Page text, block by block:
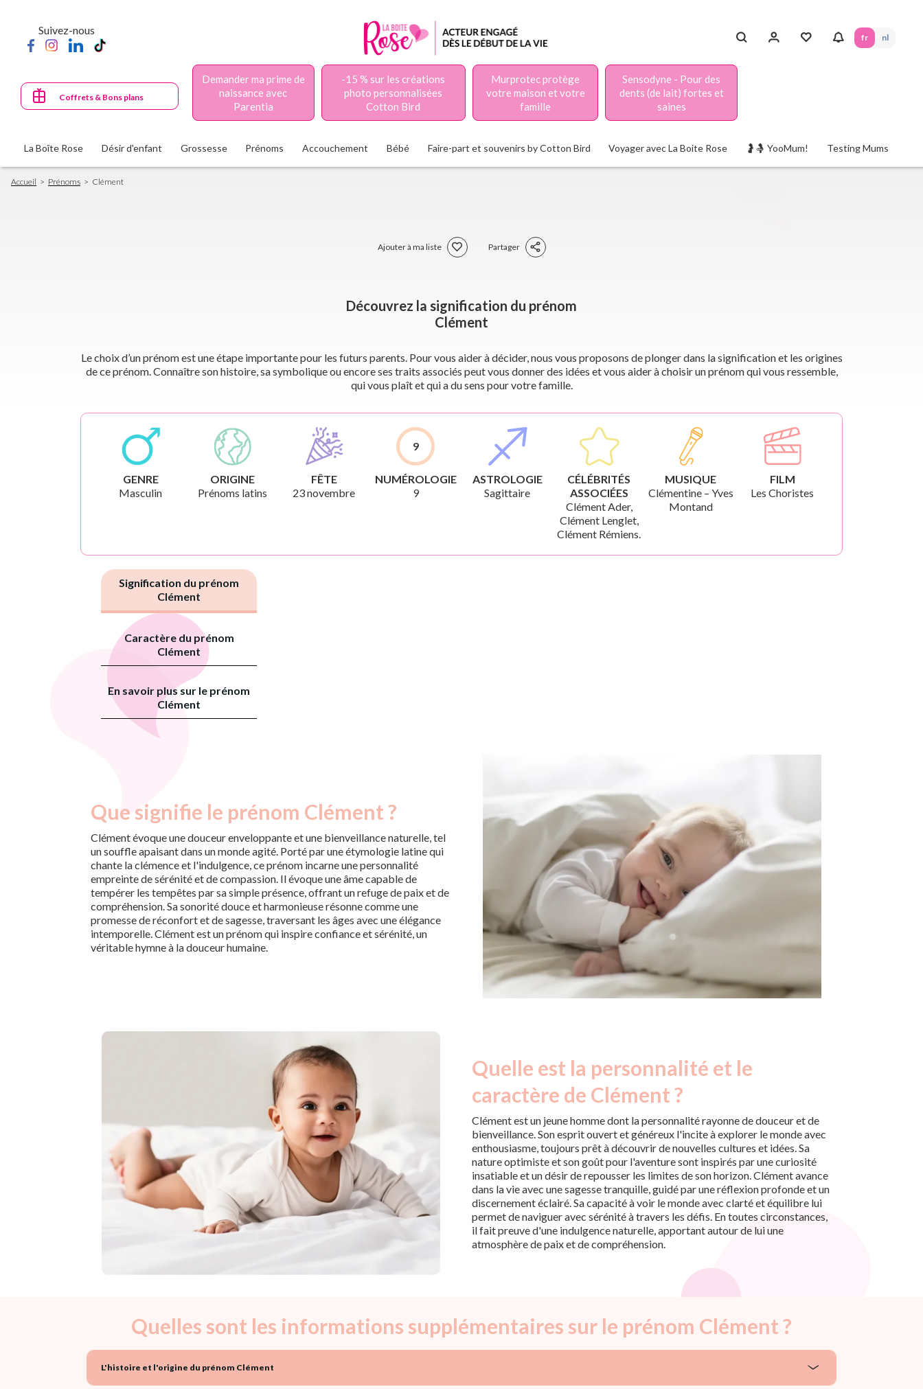
principal
Suivez-nous
fr nl
Coffrets & Bons plans
Demander ma prime de
naissance avec
Parentia
-15 % sur les créations
photo personnalisées
Cotton Bird
Murprotec protège
votre maison et votre
famille
Sensodyne - Pour des
dents (de lait) fortes et
saines
La Boîte Rose Désir d'enfant Grossesse Prénoms Accouchement Bébé Faire-part et souvenirs by Cotton Bird Voyager avec La Boite Rose 🤰🤱 YooMum! Testing Mums
Fil
d'Ariane
Accueil Prénoms Clément
Ajouter à ma liste Partager
Découvrez la signification du prénom
Clément
Le choix d’un prénom est une étape importante pour les futurs parents. Pour vous aider à décider, nous vous proposons de plonger dans la signification et les origines
de ce prénom. Connaître son histoire, sa symbolique ou encore ses traits associés peut vous donner des idées et vous aider à choisir un prénom qui vous ressemble,
qui vous plaît et qui a du sens pour votre famille.
GENRE
Masculin
ORIGINE
Prénoms latins
FÊTE
23 novembre
9
NUMÉROLOGIE
9
ASTROLOGIE
Sagittaire
CÉLÉBRITÉS
ASSOCIÉES
Clément Ader,
Clément Lenglet,
Clément Rémiens.
MUSIQUE
Clémentine – Yves
Montand
FILM
Les Choristes
Signification du prénom
Clément
Caractère du prénom
Clément
En savoir plus sur le prénom
Clément
Que signifie le prénom Clément ?
Clément évoque une douceur enveloppante et une bienveillance naturelle, tel
un souffle apaisant dans un monde agité. Porté par une étymologie latine qui
chante la clémence et l'indulgence, ce prénom incarne une personnalité
empreinte de sérénité et de compassion. Il évoque une âme capable de
tempérer les tempêtes par sa simple présence, offrant un refuge de paix et de
compréhension. Sa sonorité douce et harmonieuse résonne comme une
promesse de réconfort et de sagesse, traversant les âges avec une élégance
intemporelle. Clément est un prénom qui inspire confiance et sérénité, un
véritable hymne à la douceur humaine.
Quelle est la personnalité et le
caractère de Clément ?
Clément est un jeune homme dont la personnalité rayonne de douceur et de
bienveillance. Son esprit ouvert et généreux l'incite à explorer le monde avec
enthousiasme, toujours prêt à découvrir de nouvelles cultures et idées. Sa
nature optimiste et son goût pour l'aventure sont inspirés par une curiosité
insatiable et un désir de repousser les limites de son horizon. Clément avance
dans la vie avec une sagesse tranquille, guidé par une réflexion profonde et un
discernement éclairé. Sa capacité à voir le monde avec clarté et équilibre lui
permet de naviguer avec sérénité à travers les défis. En toutes circonstances,
il fait preuve d'une indulgence naturelle, apportant autour de lui une
atmosphère de paix et de compréhension.
Quelles sont les informations supplémentaires sur le prénom Clément ?
L'histoire et l'origine du prénom Clément